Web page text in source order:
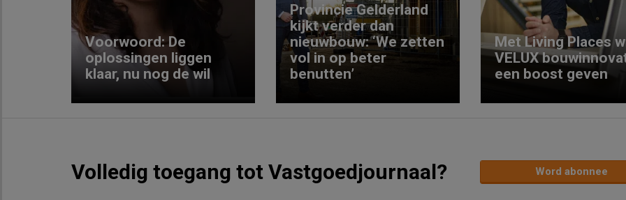
Voorwoord: De
oplossingen liggen
klaar, nu nog de wil
Provincie Gelderland
kijkt verder dan
nieuwbouw: ‘We zetten
vol in op beter
benutten’
Met Living Places
VELUX
een boost geven
Volledig toegang tot Vastgoedjournaal? Word abonnee